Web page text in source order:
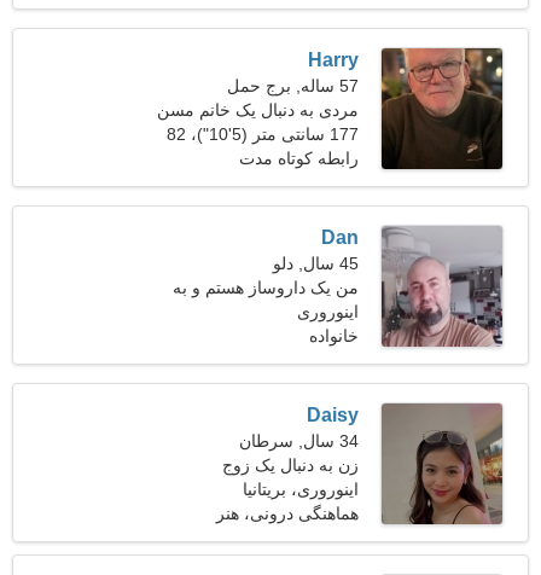
Harry
57 ساله, برج حمل
مردی به دنبال یک خانم مسن
177 سانتی متر (5'10")، 82
کیلوگرم (180 پوند)
رابطه کوتاه مدت
Dan
45 سال, دلو
من یک داروساز هستم و به
دنبال یک زن مشتاق هستم
اینوروری
خانواده
Daisy
34 سال, سرطان
زن به دنبال یک زوج
اینوروری، بریتانیا
هماهنگی درونی، هنر